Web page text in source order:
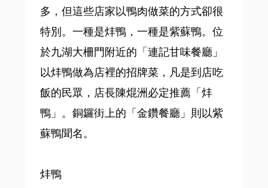
多，但這些店家以鴨肉做菜的方式卻很
特別。一種是炐鴨，一種是紫蘇鴨。位
於九湖大柵門附近的「連記甘味餐廳」
以炐鴨做為店裡的招牌菜，凡是到店吃
飯的民眾，店長陳焜洲必定推薦「炐
鴨」。銅鑼街上的「金鑽餐廳」則以紫
蘇鴨聞名。
炐鴨